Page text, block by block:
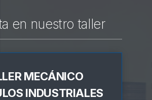
en nuestro taller
MECÁNICO
INDUSTRIALES